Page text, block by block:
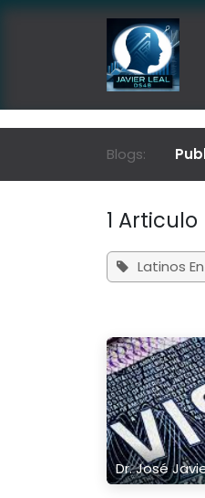
Ir al contenido
Blogs:
1 Articulo
Latinos
Dr. José